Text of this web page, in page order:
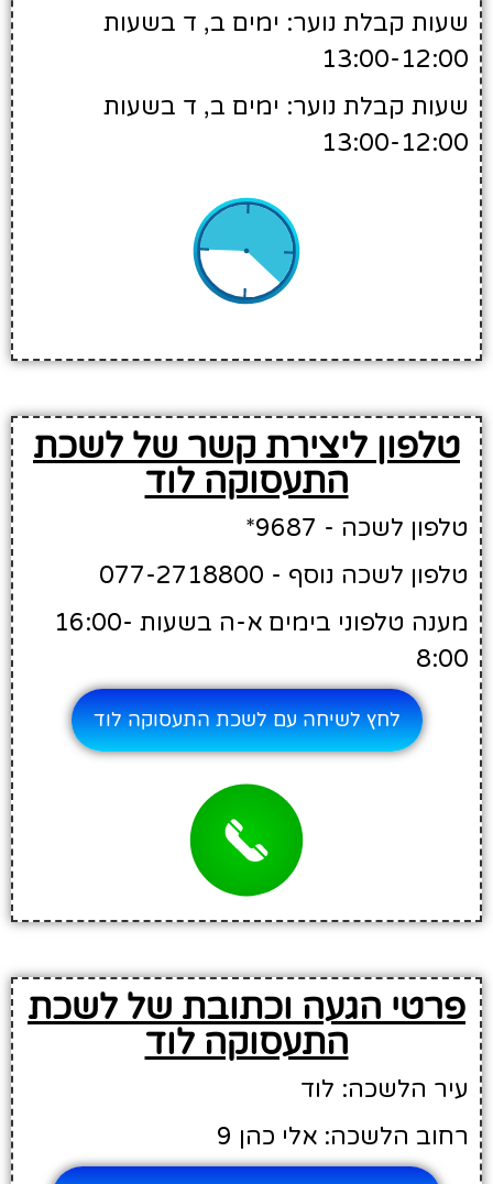
שעות קבלת נוער: ימים ב, ד בשעות
13:00-12:00
שעות קבלת נוער: ימים ב, ד בשעות
13:00-12:00
טלפון ליצירת קשר של לשכת
התעסוקה לוד
טלפון לשכה - 9687*
טלפון לשכה נוסף - 077-2718800
מענה טלפוני בימים א-ה בשעות 16:00-
8:00
לחץ לשיחה עם לשכת התעסוקה לוד
פרטי הגעה וכתובת של לשכת
התעסוקה לוד
עיר הלשכה: לוד
רחוב הלשכה: אלי כהן 9